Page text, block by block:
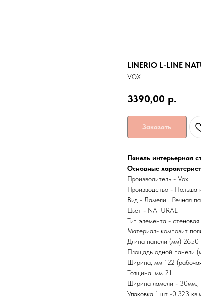
LINERIO L-LINE
VOX
3390,00 р.
Заказать
Панель интерьерная
Основные
Производитель - Vox
Производство - Польша
Вид - Ламели . Речная
Цвет - NATURAL
Тип элемента -
Материал- композит
Длина панели (мм) 2650
Площадь одной панели
Ширина, мм 122
Толщина ,мм 21
Ширина ламели - 30мм.,
Упаковка 1 шт -0,323